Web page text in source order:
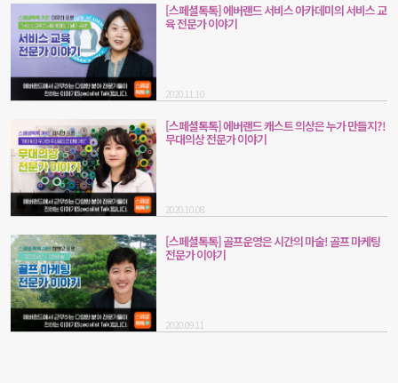
[스페셜톡톡] 에버랜드 서비스 아카데미의 서비스 교
육 전문가 이야기
2020.11.10
[스페셜톡톡] 에버랜드 캐스트 의상은 누가 만들지?!
무대의상 전문가 이야기
2020.10.08
[스페셜톡톡] 골프운영은 시간의 마술! 골프 마케팅
전문가 이야기
2020.09.11